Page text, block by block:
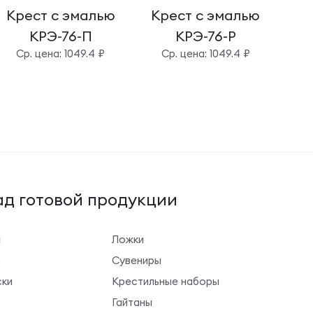
Крест с эмалью
КРЭ-76-П
Cр. цена: 1049.4 ₽
Крест с эмалью
КРЭ-76-Р
Cр. цена: 1049.4 ₽
готовой продукции
Ложки
Сувениры
Крестильные наборы
Гайтаны